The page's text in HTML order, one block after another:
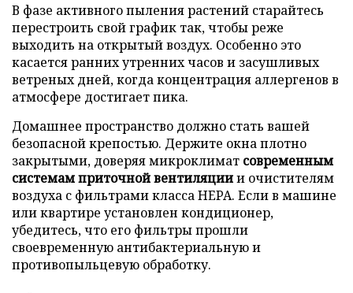
В фазе активного пыления растений старайтесь
перестроить свой график так, чтобы реже
выходить на открытый воздух. Особенно это
касается ранних утренних часов и засушливых
ветреных дней, когда концентрация аллергенов в
атмосфере достигает пика.
Домашнее пространство должно стать вашей
безопасной крепостью. Держите окна плотно
закрытыми, доверяя микроклимат современным
системам приточной вентиляциии очистителям
воздуха с фильтрами класса HEPA. Если в машине
или квартире установлен кондиционер,
убедитесь, что его фильтры прошли
своевременную антибактериальную и
противопыльцевую обработку.